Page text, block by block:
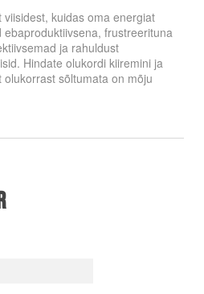
kuidas oma energiat
frustreerituna
ja rahuldust
Hindate olukordi kiiremini ja
sõltumata on mõju